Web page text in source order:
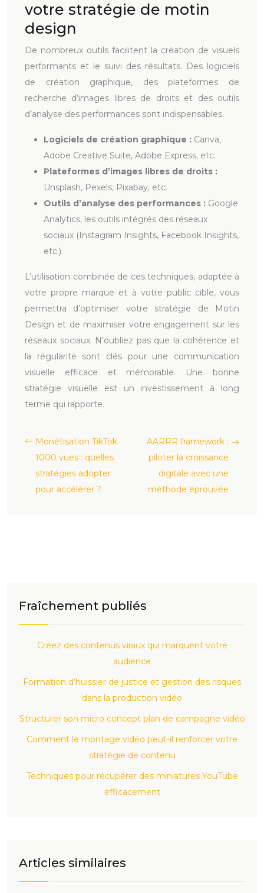
votre stratégie de motin
design
De nombreux outils facilitent la création de visuels
performants et le suivi des résultats. Des logiciels
de création graphique, des plateformes de
recherche d’images libres de droits et des outils
d’analyse des performances sont indispensables.
Logiciels de création graphique : Canva,
Adobe Creative Suite, Adobe Express, etc.
Plateformes d’images libres de droits :
Unsplash, Pexels, Pixabay, etc.
Outils d’analyse des performances : Google
Analytics, les outils intégrés des réseaux
sociaux (Instagram Insights, Facebook Insights,
etc.).
L’utilisation combinée de ces techniques, adaptée à
votre propre marque et à votre public cible, vous
permettra d’optimiser votre stratégie de Motin
Design et de maximiser votre engagement sur les
réseaux sociaux. N’oubliez pas que la cohérence et
la régularité sont clés pour une communication
visuelle efficace et mémorable. Une bonne
stratégie visuelle est un investissement à long
terme qui rapporte.
Monétisation TikTok
1000 vues : quelles
stratégies adopter
pour accélérer ?
AARRR framework :
piloter la croissance
digitale avec une
méthode éprouvée
Fraîchement publiés
Créez des contenus viraux qui marquent votre
audience
Formation d’huissier de justice et gestion des risques
dans la production vidéo
Structurer son micro concept plan de campagne vidéo
Comment le montage vidéo peut-il renforcer votre
stratégie de contenu
Techniques pour récupérer des miniatures YouTube
efficacement
Articles similaires